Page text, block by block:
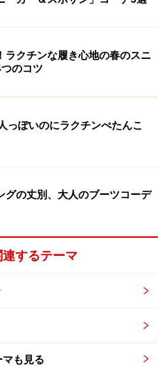
ラクチンな履き心地の春のスニ
のコツ
っぽいのにラクチンぺたんこ
グの丈別、大人のブーツコーデ
するテーマ
も見る